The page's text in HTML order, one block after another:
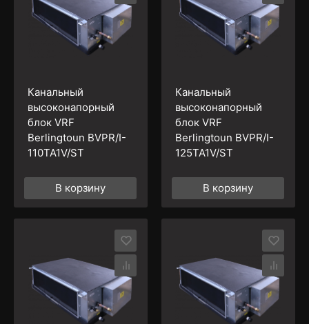
Канальный
высоконапорный
блок VRF
Berlingtoun BVPR/I-
110TA1V/ST
В корзину
Канальный
высоконапорный
блок VRF
Berlingtoun BVPR/I-
125TA1V/ST
В корзину